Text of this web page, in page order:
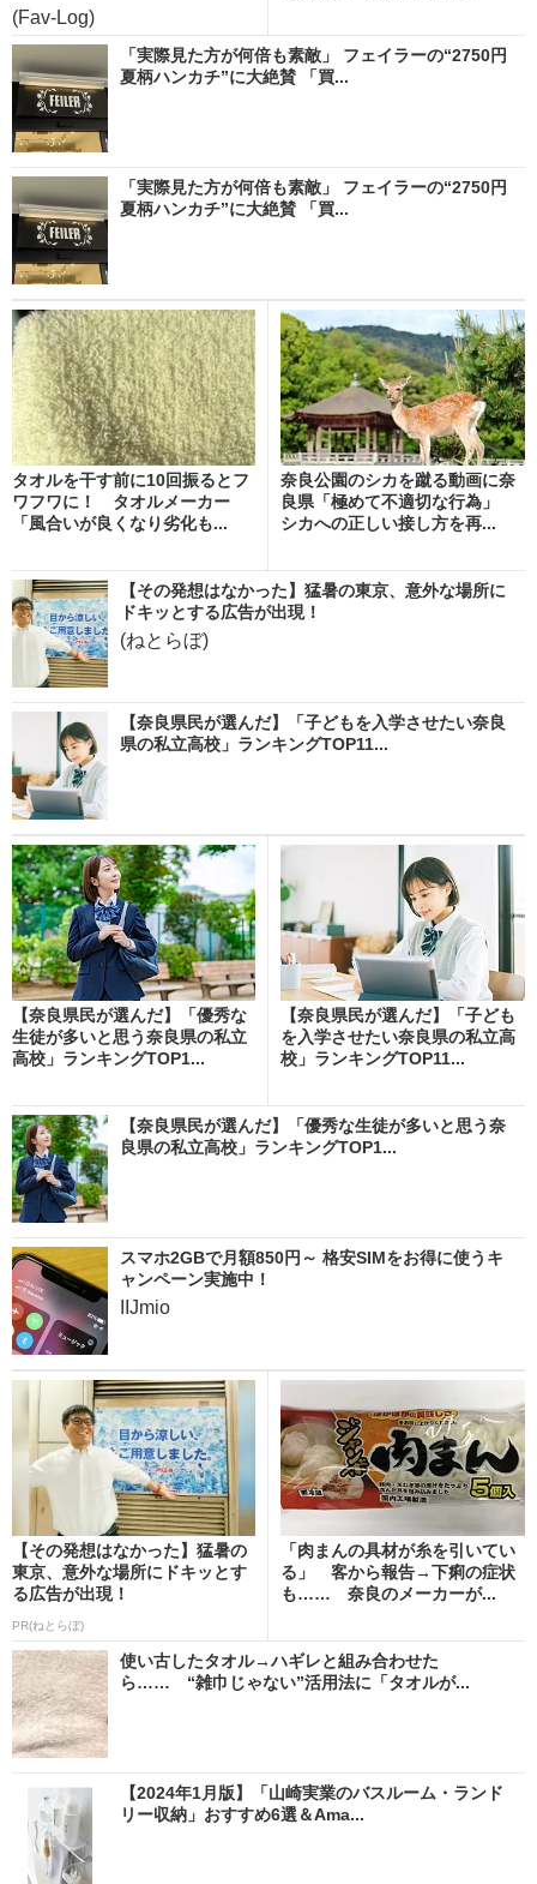
(Fav-Log)
「実際見た方が何倍も素敵」 フェイラーの“2750円
夏柄ハンカチ”に大絶賛 「買...
「実際見た方が何倍も素敵」 フェイラーの“2750円
夏柄ハンカチ”に大絶賛 「買...
タオルを干す前に10回振るとフ
ワフワに！ タオルメーカー
「風合いが良くなり劣化も...
奈良公園のシカを蹴る動画に奈
良県「極めて不適切な行為」
シカへの正しい接し方を再...
【その発想はなかった】猛暑の東京、意外な場所に
ドキッとする広告が出現！
(ねとらぼ)
【奈良県民が選んだ】「子どもを入学させたい奈良
県の私立高校」ランキングTOP11...
【奈良県民が選んだ】「優秀な
生徒が多いと思う奈良県の私立
高校」ランキングTOP1...
【奈良県民が選んだ】「子ども
を入学させたい奈良県の私立高
校」ランキングTOP11...
【奈良県民が選んだ】「優秀な生徒が多いと思う奈
良県の私立高校」ランキングTOP1...
スマホ2GBで月額850円～ 格安SIMをお得に使うキ
ャンペーン実施中！
IIJmio
【その発想はなかった】猛暑の
東京、意外な場所にドキッとす
る広告が出現！
PR(ねとらぼ)
「肉まんの具材が糸を引いてい
る」 客から報告→下痢の症状
も…… 奈良のメーカーが...
使い古したタオル→ハギレと組み合わせた
ら…… “雑巾じゃない”活用法に「タオルが...
【2024年1月版】「山崎実業のバスルーム・ランド
リー収納」おすすめ6選＆Ama...